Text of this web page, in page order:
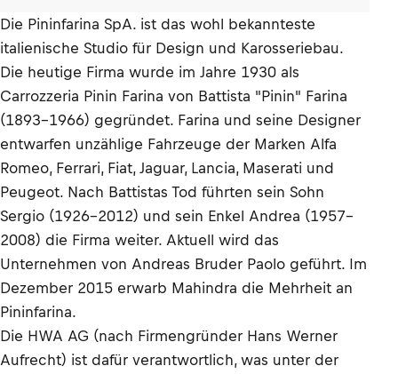
Die Pininfarina SpA. ist das wohl bekannteste
italienische Studio für Design und Karosseriebau.
Die heutige Firma wurde im Jahre 1930 als
Carrozzeria Pinin Farina von Battista "Pinin" Farina
(1893–1966) gegründet. Farina und seine Designer
entwarfen unzählige Fahrzeuge der Marken Alfa
Romeo, Ferrari, Fiat, Jaguar, Lancia, Maserati und
Peugeot. Nach Battistas Tod führten sein Sohn
Sergio (1926–2012) und sein Enkel Andrea (1957–
2008) die Firma weiter. Aktuell wird das
Unternehmen von Andreas Bruder Paolo geführt. Im
Dezember 2015 erwarb Mahindra die Mehrheit an
Pininfarina.
Die HWA AG (nach Firmengründer Hans Werner
Aufrecht) ist dafür verantwortlich, was unter der